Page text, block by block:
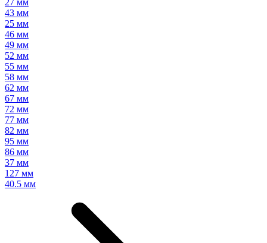
27 мм
43 мм
25 мм
46 мм
49 мм
52 мм
55 мм
58 мм
62 мм
67 мм
72 мм
77 мм
82 мм
95 мм
86 мм
37 мм
127 мм
40.5 мм